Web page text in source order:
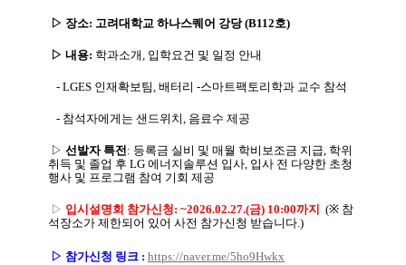
▷ 장소: 고려대학교 하나스퀘어 강당(B112호)
▷ 내용: 학과소개, 입학요건 및 일정 안내
- LGES 인재확보팀, 배터리 -스마트팩토리학과 교수 참석
- 참석자에게는 샌드위치, 음료수 제공
▷ 선발자 특전: 등록금 실비 및 매월 학비보조금 지급, 학위
취득 및 졸업 후 LG 에너지솔루션 입사, 입사 전 다양한 초청
행사 및 프로그램 참여 기회 제공
▷ 입시설명회 참가신청: ~2026.02.27.(금) 10:00까지 (※ 참
석장소가 제한되어 있어 사전 참가신청 받습니다.)
▷ 참가신청 링크 : https://naver.me/5ho9Hwkx